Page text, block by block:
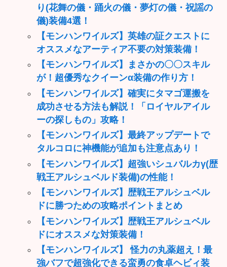
り(花舞の儀・踊火の儀・夢灯の儀・祝謡の
儀)装備4選！
【モンハンワイルズ】英雄の証クエストに
オススメなアーティア不要の対策装備！
【モンハンワイルズ】まさかの〇〇スキル
が！超優秀なクイーンα装備の作り方！
【モンハンワイルズ】確実にタマゴ運搬を
成功させる方法も解説！「ロイヤルアイル
ーの探しもの」攻略！
【モンハンワイルズ】最終アップデートで
タルコロに神機能が追加も注意点あり！
【モンハンワイルズ】超強いシュバルカγ(歴
戦王アルシュベルド装備)の性能！
【モンハンワイルズ】歴戦王アルシュベル
ドに勝つための攻略ポイントまとめ
【モンハンワイルズ】歴戦王アルシュベル
ドにオススメな対策装備！
【モンハンワイルズ】 怪力の丸薬超え！最
強バフで超強化できる蛮勇の食卓ヘビィ装